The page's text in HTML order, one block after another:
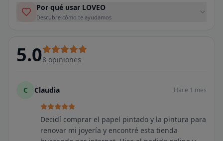
Por qué usar LOVEO
Descubre cómo te ayudamos
5.08 opiniones
C Claudia Hace 1 mes
Decidí comprar el papel pintado y la pintura para
renovar mi joyería y encontré esta tienda